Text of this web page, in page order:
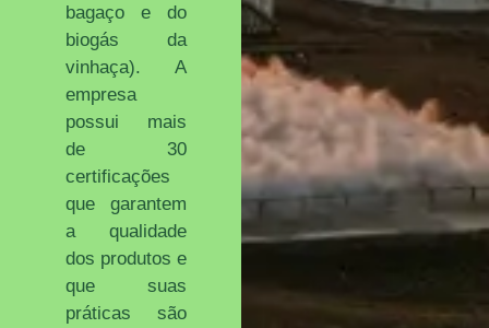
bagaço e do
biogás da
vinhaça). A
empresa
possui mais
de 30
certificações
que garantem
a qualidade
dos produtos e
que suas
práticas são